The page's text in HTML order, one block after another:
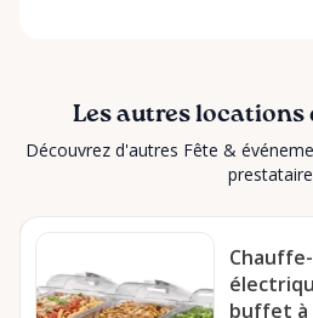
Les autres locations
Découvrez d'autres Fête &
buffet à